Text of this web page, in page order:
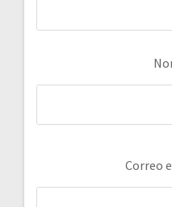
Correo